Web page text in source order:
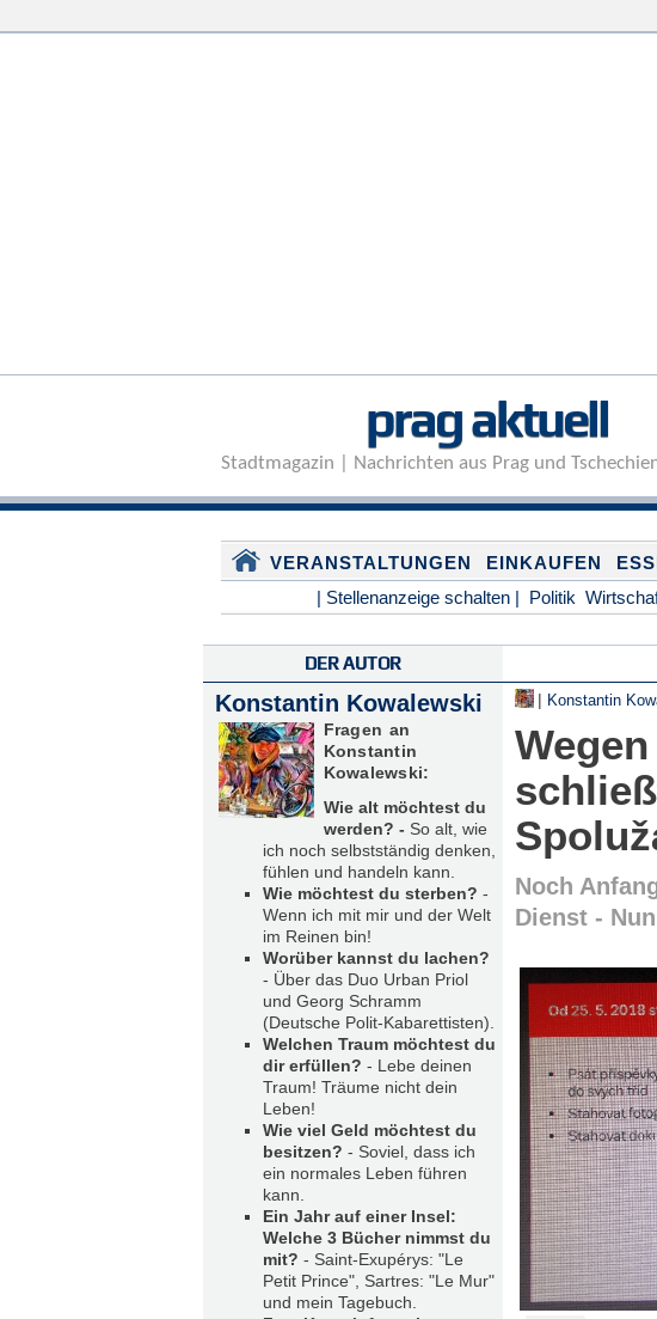
prag aktuell
Stadtmagazin | Nachrichten aus Prag und
VERANSTALTUNGEN EINKAUFEN
| Stellenanzeige schalten | Politik
DER AUTOR
Konstantin Kowalewski
Fragen an
Konstantin
Kowalewski:
Wie alt möchtest du
werden? - So alt, wie
ich noch selbstständig denken,
fühlen und handeln kann.
Wie möchtest du sterben? -
Wenn ich mit mir und der Welt
im Reinen bin!
Worüber kannst du lachen?
- Über das Duo Urban Priol
und Georg Schramm
(Deutsche Polit-Kabarettisten).
Welchen Traum möchtest du
dir erfüllen? - Lebe deinen
Traum! Träume nicht dein
Leben!
Wie viel Geld möchtest du
besitzen? - Soviel, dass ich
ein normales Leben führen
kann.
Ein Jahr auf einer Insel:
Welche 3 Bücher nimmst du
mit? - Saint-Exupérys: "Le
Petit Prince", Sartres: "Le Mur"
und mein Tagebuch.
| Konstantin
Noch
Dienst -